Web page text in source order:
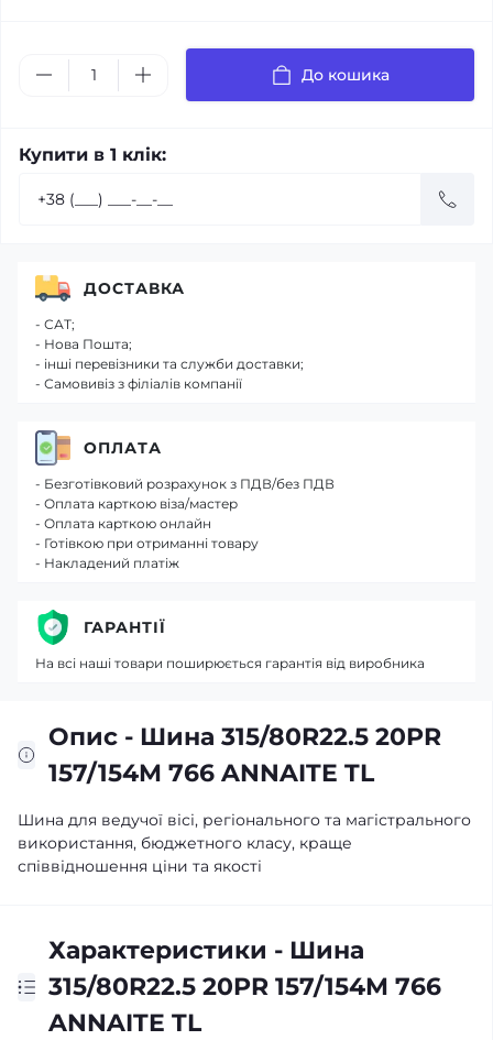
До кошика
Купити в 1 клік:
Опис - Шина 315/80R22.5 20PR
157/154M 766 ANNAITE TL
Шина для ведучої вісі, регіонального та магістрального
використання, бюджетного класу, краще
співвідношення ціни та якості
Характеристики - Шина
315/80R22.5 20PR 157/154M 766
ANNAITE TL
ДОСТАВКА
- САТ;
- Нова Пошта;
- інші перевізники та служби доставки;
- Самовивіз з філіалів компанії
ОПЛАТА
- Безготівковий розрахунок з ПДВ/без ПДВ
- Оплата карткою віза/мастер
- Оплата карткою онлайн
- Готівкою при отриманні товару
- Накладений платіж
ГАРАНТІЇ
На всі наші товари поширюється гарантія від виробника